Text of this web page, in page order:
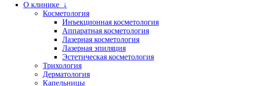
О клинике ↓
Косметология
Инъекционная косметология
Аппаратная косметология
Лазерная косметология
Лазерная эпиляция
Эстетическая косметология
Трихология
Дерматология
Капельницы